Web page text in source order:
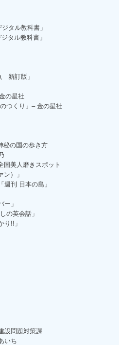
タル教科書」
タル教科書」
新訂版」
の星社
つくり」– 金の星社
秘の国の歩き方
国美人磨きスポット
）」
週刊 日本の島」
ー」
の英会話」
り!!」
設問題対策課
いち